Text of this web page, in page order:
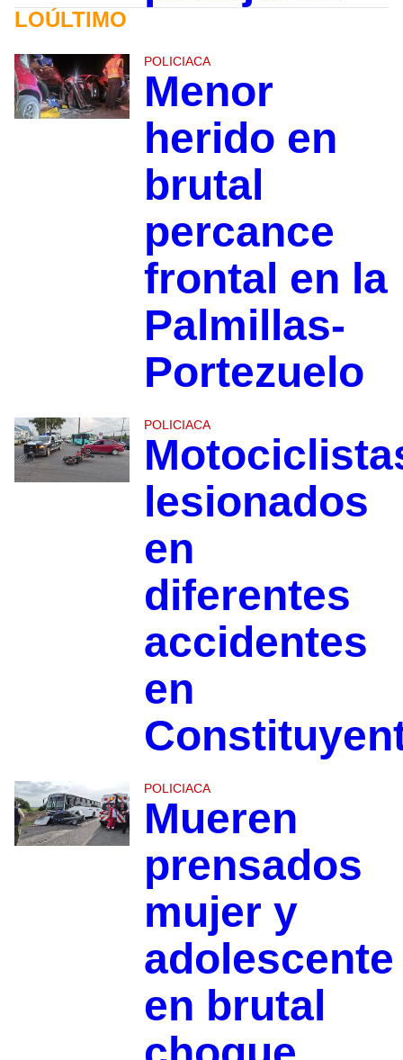
LOÚLTIMO
POLICIACA
Menor
herido en
brutal
percance
frontal en la
Palmillas-
Portezuelo
POLICIACA
lesionados
en
diferentes
accidentes
en
POLICIACA
Mueren
prensados
mujer y
adolescente
en brutal